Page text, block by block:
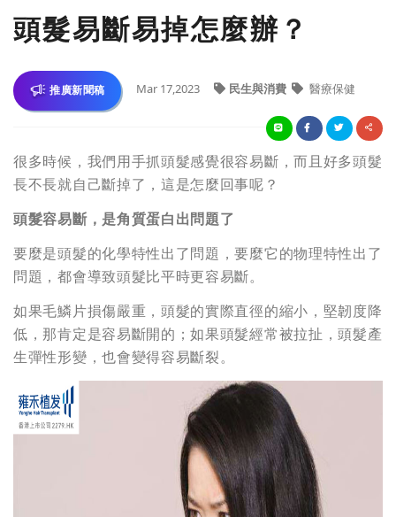
頭髮易斷易掉怎麼辦？
推廣新聞稿 Mar 17,2023 民生與消費 醫療保健
很多時候，我們用手抓頭髮感覺很容易斷，而且好多頭髮
長不長就自己斷掉了，這是怎麼回事呢？
頭髮容易斷，是角質蛋白出問題了
要麼是頭髮的化學特性出了問題，要麼它的物理特性出了
問題，都會導致頭髮比平時更容易斷。
如果毛鱗片損傷嚴重，頭髮的實際直徑的縮小，堅韌度降
低，那肯定是容易斷開的；如果頭髮經常被拉扯，頭髮產
生彈性形變，也會變得容易斷裂。